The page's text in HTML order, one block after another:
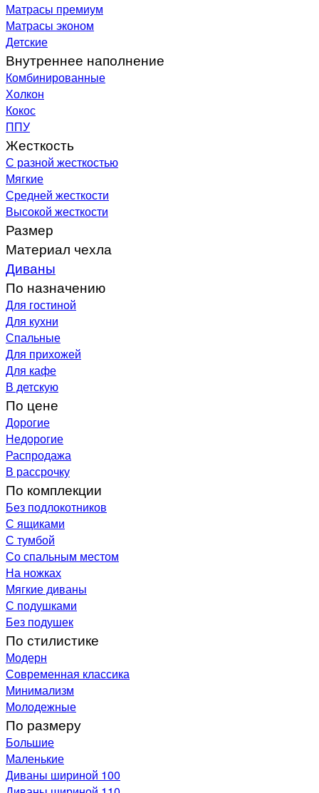
Матрасы премиум
Матрасы эконом
Детские
Внутреннее наполнение
Комбинированные
Холкон
Кокос
ППУ
Жесткость
С разной жесткостью
Мягкие
Средней жесткости
Высокой жесткости
Размер
Материал чехла
Диваны
По назначению
Для гостиной
Для кухни
Спальные
Для прихожей
Для кафе
В детскую
По цене
Дорогие
Недорогие
Распродажа
В рассрочку
По комплекции
Без подлокотников
С ящиками
С тумбой
Со спальным местом
На ножках
Мягкие диваны
С подушками
Без подушек
По стилистике
Модерн
Современная классика
Минимализм
Молодежные
По размеру
Большие
Маленькие
Диваны шириной 100